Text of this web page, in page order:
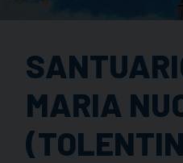
MARIA